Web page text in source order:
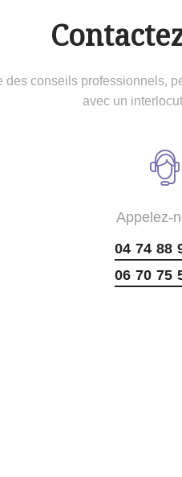
conseils professionnels,
avec un
Appelez-
04 74 88
06 70 75